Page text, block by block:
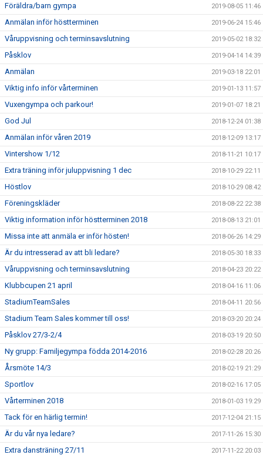
Föräldra/barn gympa 2019-08-05 11:46
Anmälan inför höstterminen 2019-06-24 15:46
Våruppvisning och terminsavslutning 2019-05-02 18:32
Påsklov 2019-04-14 14:39
Anmälan 2019-03-18 22:01
Viktig info inför vårterminen 2019-01-13 11:57
Vuxengympa och parkour! 2019-01-07 18:21
God Jul 2018-12-24 01:38
Anmälan inför våren 2019 2018-12-09 13:17
Vintershow 1/12 2018-11-21 10:17
Extra träning inför juluppvisning 1 dec 2018-10-29 22:11
Höstlov 2018-10-29 08:42
Föreningskläder 2018-08-22 22:38
Viktig information inför höstterminen 2018 2018-08-13 21:01
Missa inte att anmäla er inför hösten! 2018-06-26 14:29
Är du intresserad av att bli ledare? 2018-05-30 18:33
Våruppvisning och terminsavslutning 2018-04-23 20:22
Klubbcupen 21 april 2018-04-16 11:06
StadiumTeamSales 2018-04-11 20:56
Stadium Team Sales kommer till oss! 2018-03-20 20:24
Påsklov 27/3-2/4 2018-03-19 20:50
Ny grupp: Familjegympa födda 2014-2016 2018-02-28 20:26
Årsmöte 14/3 2018-02-19 21:29
Sportlov 2018-02-16 17:05
Vårterminen 2018 2018-01-03 19:29
Tack för en härlig termin! 2017-12-04 21:15
Är du vår nya ledare? 2017-11-26 15:30
Extra dansträning 27/11 2017-11-22 20:03